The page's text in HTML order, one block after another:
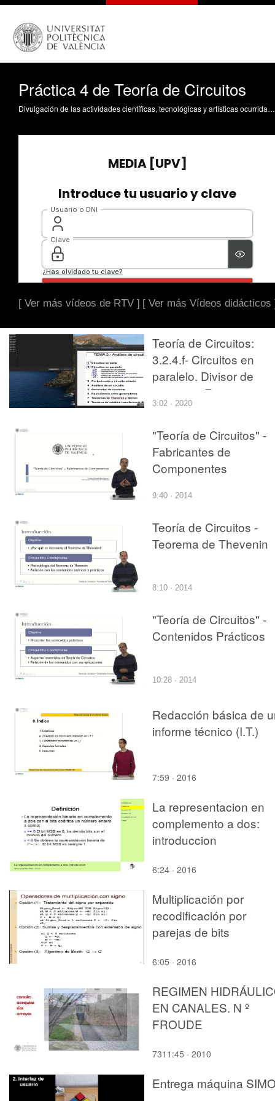
Práctica 4 de Teoría de Circuitos
Divulgación de las actividades científicas, tecnológicas y artísticas ocurridas en los tres campus de la UPV
[ Ver más vídeos de RTV ] [ Ver más Vídeos didácticos
Teoría de Circuitos:
3.2.4.f- Circuitos en
paralelo. Divisor de
corriente. Ejercicio 4
3:02 · 2020
"Teoría de Circuitos" -
Fabricantes de
Componentes
9:40 · 2014
Teoría de Circuitos -
Teorema de Thevenin
8:10 · 2014
"Teoría de Circuitos" -
Contenidos Prácticos
10:28 · 2014
Redacción básica de
informe técnico (I.T.)
7:59 · 2016
La representacion en
complemento a dos:
introduccion
6:24 · 2016
Multiplicación por
recodificación por
parejas de bits
6:05 · 2016
REGIMEN
EN CANALES. N º
FROUDE
7311:45 · 2010
Entrega máquina